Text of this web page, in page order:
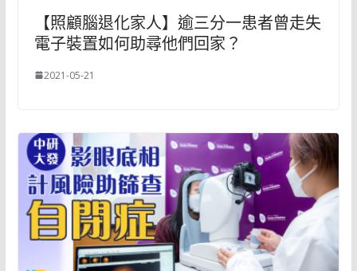
【照顧腦退化家人】逾三分一患者曾走失
電子裝置如何助尋他們回家？
2021-05-21